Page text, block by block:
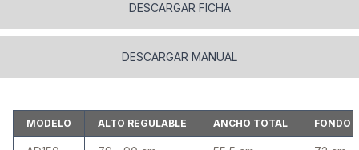
DESCARGAR FICHA
DESCARGAR MANUAL
MODELO ALTO REGULABLE ANCHO TOTAL FONDO